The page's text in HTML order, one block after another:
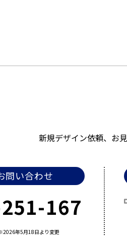
新規デザイン依頼、お
問い合わせ
167
年5月18日より変更